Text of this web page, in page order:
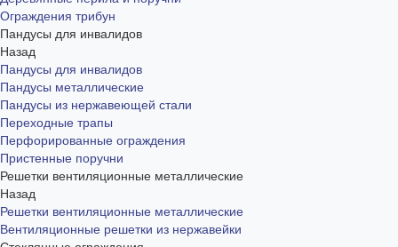
Ограждения трибун
Пандусы для инвалидов
Назад
Пандусы для инвалидов
Пандусы металлические
Пандусы из нержавеющей стали
Переходные трапы
Перфорированные ограждения
Пристенные поручни
Решетки вентиляционные металлические
Назад
Решетки вентиляционные металлические
Вентиляционные решетки из нержавейки